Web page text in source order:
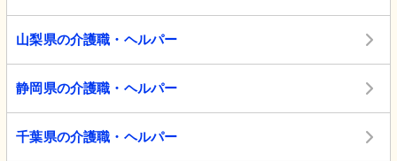
山梨県の介護職・ヘルパー
静岡県の介護職・ヘルパー
千葉県の介護職・ヘルパー